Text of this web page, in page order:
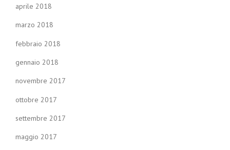
aprile 2018
marzo 2018
febbraio 2018
gennaio 2018
novembre 2017
ottobre 2017
settembre 2017
maggio 2017